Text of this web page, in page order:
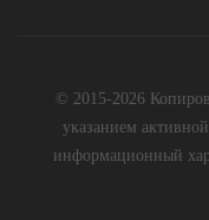
© 2015-2026
указанием
информационный